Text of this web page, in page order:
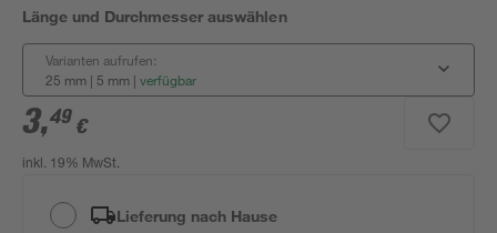
Länge und Durchmesser auswählen
Varianten aufrufen:
25 mm | 5 mm | verfügbar
3,49 €
inkl. 19% MwSt.
Lieferung nach Hause